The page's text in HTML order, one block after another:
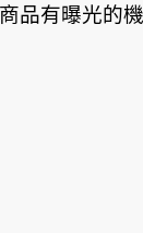
品有曝光的